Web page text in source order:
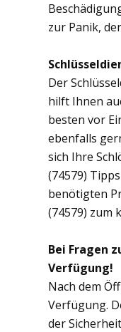
zur Panik,
Der
hilft Ihnen
besten vor
ebenfalls
sich Ihre
(74579)
benötigten
(74579) zum
Bei Fragen
Verfügung!
Nach dem
Verfügung.
der